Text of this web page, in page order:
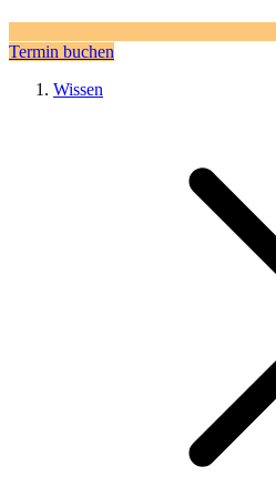
Termin buchen
Wissen